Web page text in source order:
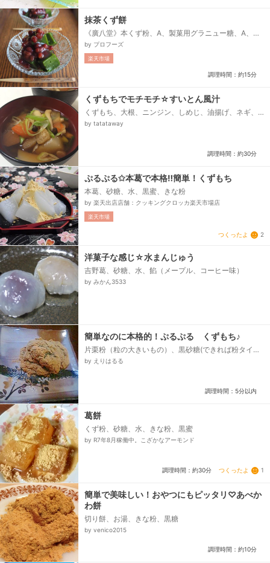
抹茶くず餅
《廣八堂》本くず粉、A、製菓用グラニュー糖、A、
《小山園》抹茶さみどり、水
by プロフーズ
楽天市場
調理時間：約15分
くずもちでモチモチ☆すいとん風汁
くずもち、大根、ニンジン、しめじ、油揚げ、ネギ、
出汁醤油、みりん、水
by tatataway
調理時間：約30分
ぷるぷる✩本葛で本格‼簡単！くずもち
本葛、砂糖、水、黒蜜、きな粉
by 楽天出店店舗：クッキングクロッカ楽天市場店
楽天市場
つくったよ 2
洋菓子な感じ☆水まんじゅう
吉野葛、砂糖、水、餡（メープル、コーヒー味）
by みかん3533
簡単なのに本格的！ぷるぷる くずもち♪
片栗粉（粒の大きいもの）、黒砂糖(できれば粉タイ
プ）、水、きな粉
by えりはるる
調理時間：5分以内
葛餅
くず粉、砂糖、水、きな粉、黒蜜
by R7年8月稼働中。こざかなアーモンド
調理時間：約30分 つくったよ 1
簡単で美味しい！おやつにもピッタリ♡あべか
わ餅
切り餅、お湯、きな粉、黒糖
by venico2015
調理時間：約10分